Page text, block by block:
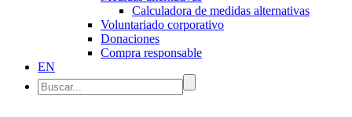
Calculadora de medidas alternativas
Voluntariado corporativo
Donaciones
Compra responsable
EN